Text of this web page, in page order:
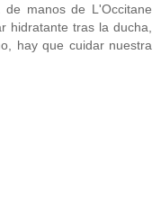
manos de L'Occitane
hidratante tras la ducha,
hay que cuidar nuestra